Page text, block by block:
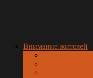
Внимание жителей